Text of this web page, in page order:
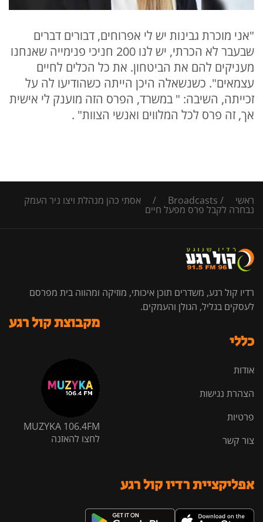
"אני מוכרת גבינות יש לי אפרוחים, דבורים דברים
שבעבר לא הכרתי, יש לנו 200 חניכי פנימייה שאנחנו
מעניקים להם את הביטחון. את כל הכלים לחיים
עצמאים". כשנשאלה היכן הייתה כשהודיעו לה על
זכייתה, השיבה: " במשרד, הפרס הזה מוענק לי אישית
אך, זה פרס לכל המלווים ואנשי הצוות" .
ראשי /
Broadcasts
/ אסתי כהן מנהלת ויצו ניר העמק
נבחרה לקבל פרס מפעל חיים
רדיו קול רגע, משדרים תוכן איכותי, מוזיקה ומהווה בית מפרסם
לעסקים בגליל, הגולן והעמקים.
כללי
אודות
הצהרת נגישות
פרטיות
צור קשר
מקבוצת קול רגע
MUZYKA 106.4FM
לחצו להאזנה
אפליקציית רדיו קול רגע